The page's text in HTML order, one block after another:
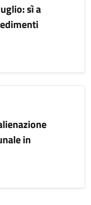
sì a
in